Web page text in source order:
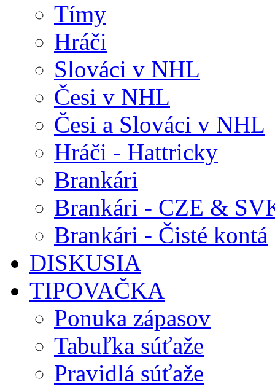
Tímy
Hráči
Slováci v NHL
Česi v NHL
Česi a Slováci v NHL
Hráči - Hattricky
Brankári
Brankári - CZE &
Brankári - Čisté kontá
DISKUSIA
TIPOVAČKA
Ponuka zápasov
Tabuľka súťaže
Pravidlá súťaže